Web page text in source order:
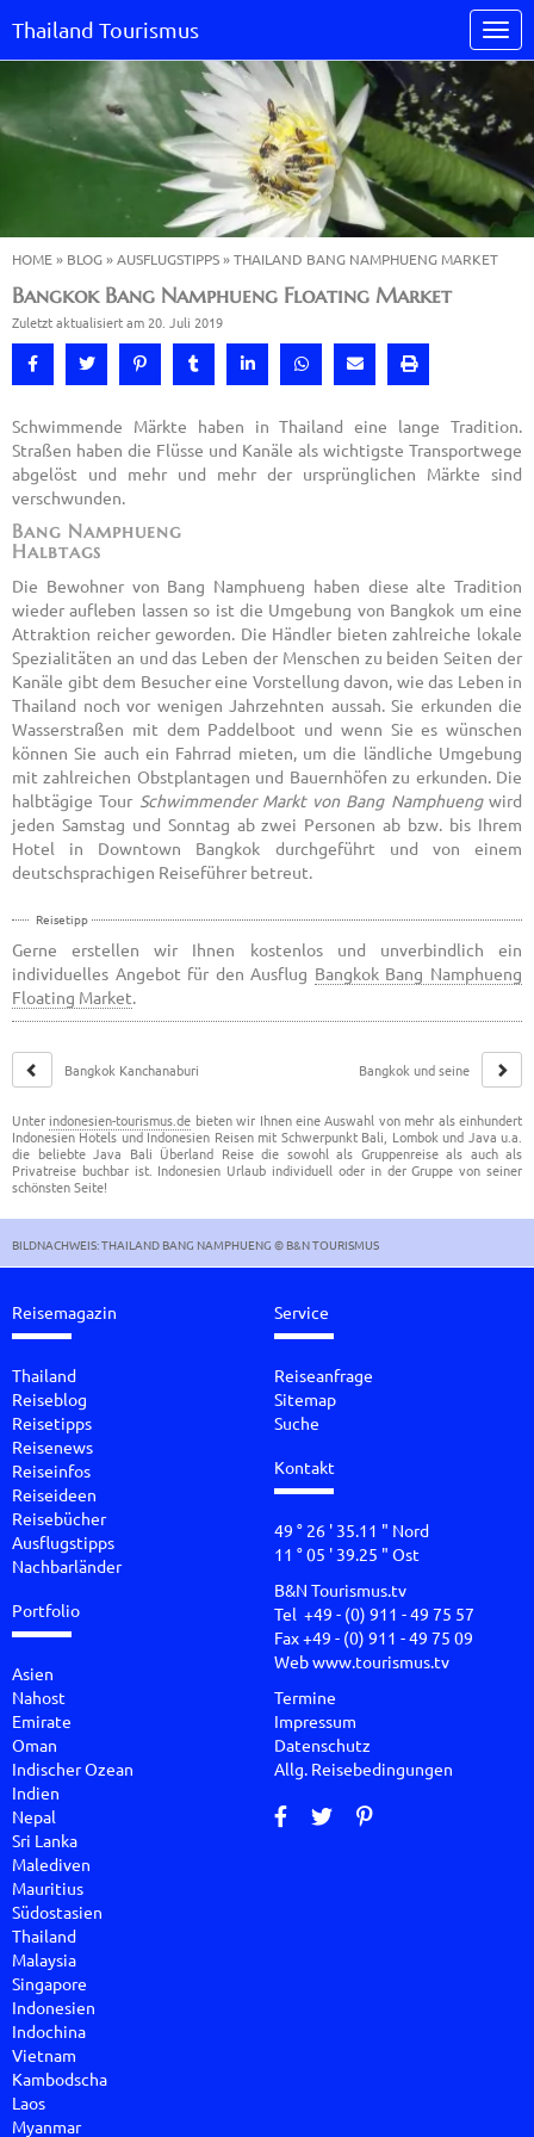
Thailand Tourismus
HOME» BLOG»AUSFLUGSTIPPS»THAILAND BANG NAMPHUENG MARKET
Bangkok Bang Namphueng Floating Market
Zuletzt aktualisiert am 20. Juli 2019
Schwimmende Märkte haben in Thailand eine lange Tradition.
Straßen haben die Flüsse und Kanäle als wichtigste Transportwege
abgelöst und mehr und mehr der ursprünglichen Märkte sind
verschwunden.
Bang Namphueng
Halbtags
Die Bewohner von Bang Namphueng haben diese alte Tradition
wieder aufleben lassen so ist die Umgebung von Bangkok um eine
Attraktion reicher geworden. Die Händler bieten zahlreiche lokale
Spezialitäten an und das Leben der Menschen zu beiden Seiten der
Kanäle gibt dem Besucher eine Vorstellung davon, wie das Leben in
Thailand noch vor wenigen Jahrzehnten aussah. Sie erkunden die
Wasserstraßen mit dem Paddelboot und wenn Sie es wünschen
können Sie auch ein Fahrrad mieten, um die ländliche Umgebung
mit zahlreichen Obstplantagen und Bauernhöfen zu erkunden. Die
halbtägige Tour Schwimmender Markt von Bang Namphuengwird
jeden Sams­tag und Sonntag ab zwei Per­so­nen ab bzw. bis Ihrem
Hotel in Downtown Bangkok durchge­führt und von einem
deutschspra­chi­gen Rei­se­füh­rer be­treut.
Reisetipp
Gerne erstellen wir Ihnen kostenlos und unverbindlich ein
individuelles Angebot für den Ausflug Bangkok Bang Namphueng
Floating Market.
Bangkok Kanchanaburi
Bangkok und seine
Unter indonesien-tourismus.de bieten wir Ihnen eine Auswahl von mehr als einhundert
Indonesien Hotels und Indonesien Reisen mit Schwerpunkt Bali, Lombok und Java u.a.
die beliebte Java Bali Überland Reise die sowohl als Gruppenreise als auch als
Privatreise buchbar ist. Indonesien Urlaub individuell oder in der Gruppe von seiner
schönsten Seite!
BILDNACHWEIS: THAILAND BANG NAMPHUENG © B&N TOURISMUS
Reisemagazin
Thailand
Reiseblog
Reisetipps
Reisenews
Reiseinfos
Reiseideen
Reisebücher
Ausflugstipps
Nachbarländer
Portfolio
Asien
Nahost
Emirate
Oman
Indischer Ozean
Indien
Nepal
Sri Lanka
Malediven
Mauritius
Südostasien
Thailand
Malaysia
Singapore
Indonesien
Indochina
Vietnam
Kambodscha
Laos
Myanmar
Service
Reiseanfrage
Sitemap
Suche
Kontakt
49 ° 26 ' 35.11 " Nord
11 ° 05 ' 39.25 " Ost
B&N Tourismus.tv
Tel +49 - (0) 911 - 49 75 57
Fax +49 - (0) 911 - 49 75 09
Webwww.tourismus.tv
Termine
Impressum
Datenschutz
Allg. Reisebedingungen